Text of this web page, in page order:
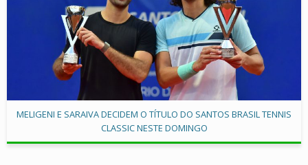
MELIGENI E SARAIVA DECIDEM O TÍTULO DO SANTOS BRASIL TENNIS
CLASSIC NESTE DOMINGO